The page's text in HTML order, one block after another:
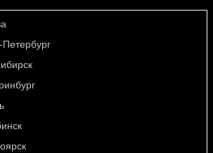
Петербург